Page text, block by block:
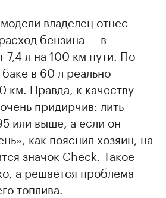
владелец отнес
бензина — в
7,4 л на 100 км пути. По
в 60 л реально
км. Правда, к качеству
придирчив: лить
или выше, а если он
как пояснил хозяин, на
значок Check. Такое
а решается проблема
топлива.